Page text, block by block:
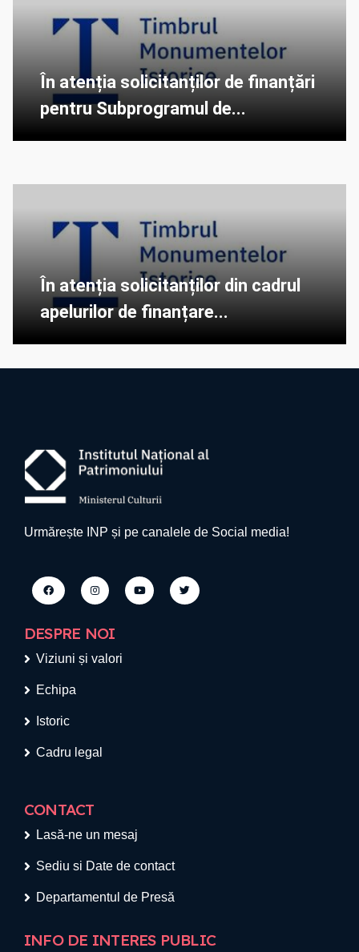
În atenția solicitanților de finanțări
pentru Subprogramul de...
În atenția solicitanților din cadrul
apelurilor de finanțare...
Urmărește INP și pe canalele de Social media!
DESPRE NOI
Viziuni și valori
Echipa
Istoric
Cadru legal
CONTACT
Lasă-ne un mesaj
Sediu si Date de contact
Departamentul de Presă
INFO DE INTERES PUBLIC